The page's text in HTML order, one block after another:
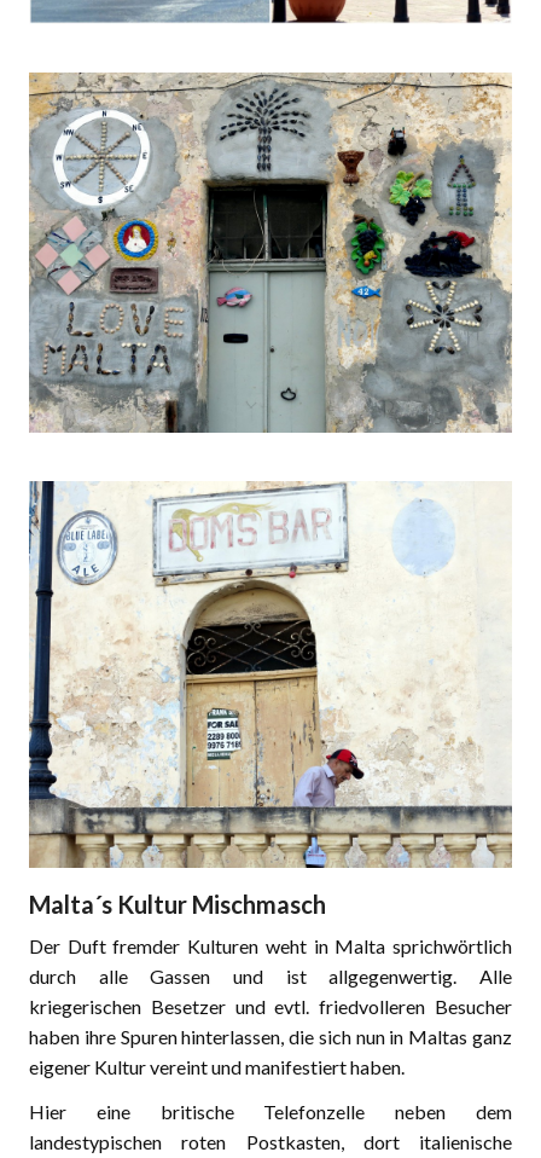
Malta´s Kultur Mischmasch
Der Duft fremder Kulturen weht in Malta sprichwörtlich
durch alle Gassen und ist allgegenwertig. Alle
kriegerischen Besetzer und evtl. friedvolleren Besucher
haben ihre Spuren hinterlassen, die sich nun in Maltas ganz
eigener Kultur vereint und manifestiert haben.
Hier eine britische Telefonzelle neben dem
landestypischen roten Postkasten, dort italienische